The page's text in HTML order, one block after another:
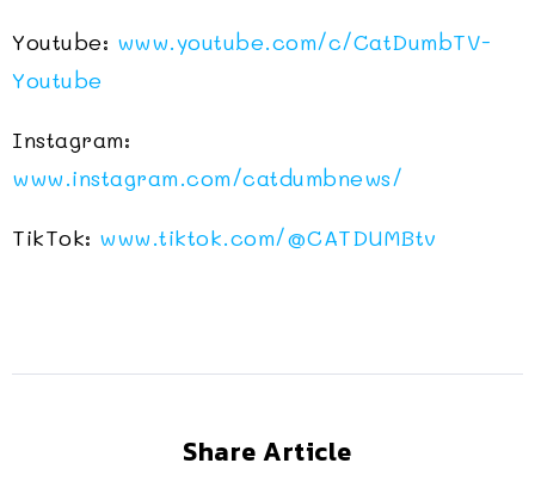
Youtube: www.youtube.com/c/CatDumbTV-
Youtube
Instagram:
www.instagram.com/catdumbnews/
TikTok: www.tiktok.com/@CATDUMBtv
Share Article